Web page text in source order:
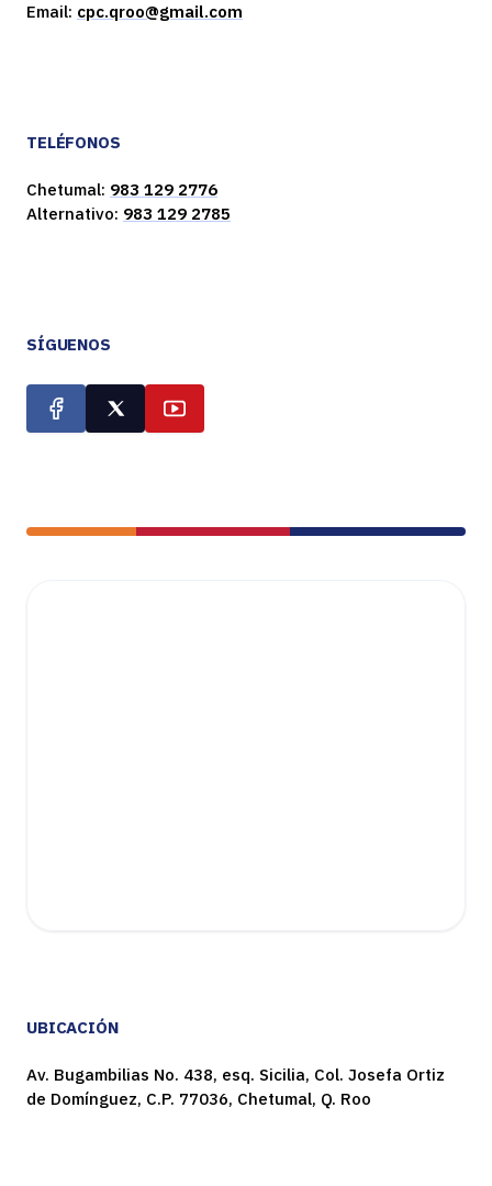
Email: cpc.qroo@gmail.com
TELÉFONOS
Chetumal: 983 129 2776
Alternativo: 983 129 2785
SÍGUENOS
UBICACIÓN
Av. Bugambilias No. 438, esq. Sicilia, Col. Josefa Ortiz
de Domínguez, C.P. 77036, Chetumal, Q. Roo